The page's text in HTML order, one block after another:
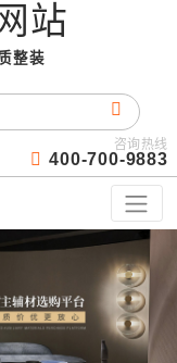
站
整装
咨询热线
400-700-9883